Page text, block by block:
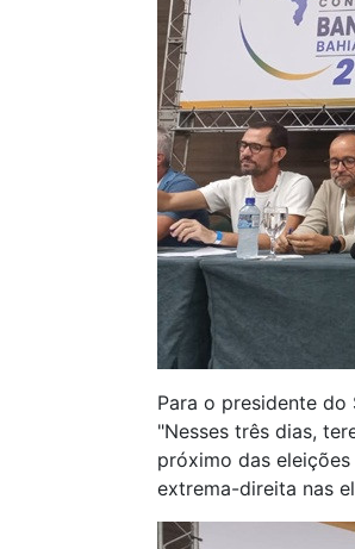
Para o presidente
"Nesses três dias,
próximo das
extrema-direita nas